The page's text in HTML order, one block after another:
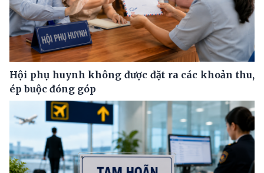
Hội phụ huynh không được đặt ra các khoản thu,
ép buộc đóng góp